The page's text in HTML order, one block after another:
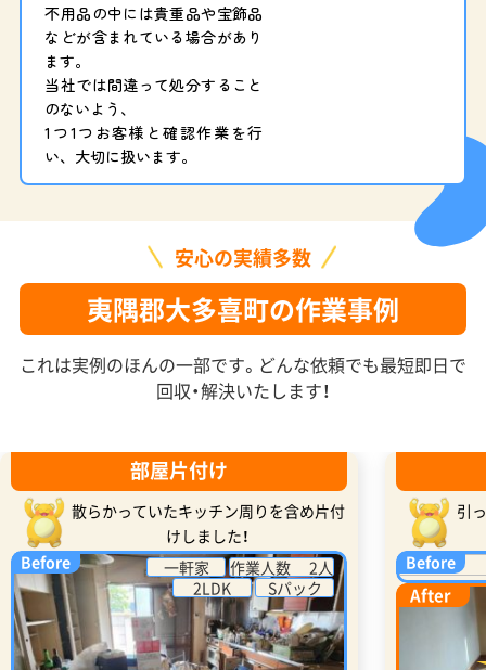
不用品の中には貴重品や宝飾品
などが含まれている場合があり
ます。
当社では間違って処分すること
のないよう、
1つ1つお客様と確認作業を行
い、大切に扱います。
安心の実績多数
夷隅郡大多喜町の作業事例
これは実例のほんの一部です。どんな依頼でも最短即日で
回収・解決いたします！
部屋片付け
散らかっていたキッチン周りを含め片付
けしました！
Before
一軒家
作業人数 2人
2LDK
Sパック
引
Before
After